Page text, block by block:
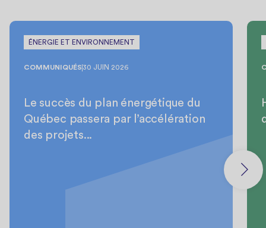
ÉNERGIE ET ENVIRONNEMENT
COMMUNIQUÉS 30 JUIN 2026
Le succès du plan énergétique du
Québec passera par l’accélération
des projets...